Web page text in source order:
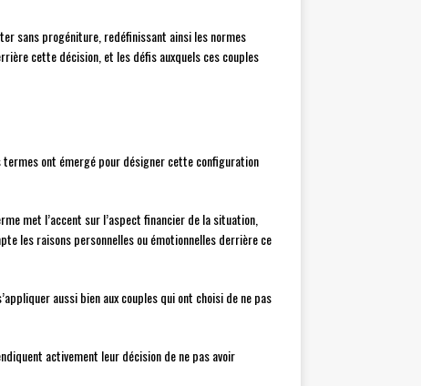
sans progéniture, redéfinissant ainsi les normes
cette décision, et les défis auxquels ces couples
ont émergé pour désigner cette configuration
met l’accent sur l’aspect financier de la situation,
les raisons personnelles ou émotionnelles derrière ce
aussi bien aux couples qui ont choisi de ne pas
activement leur décision de ne pas avoir